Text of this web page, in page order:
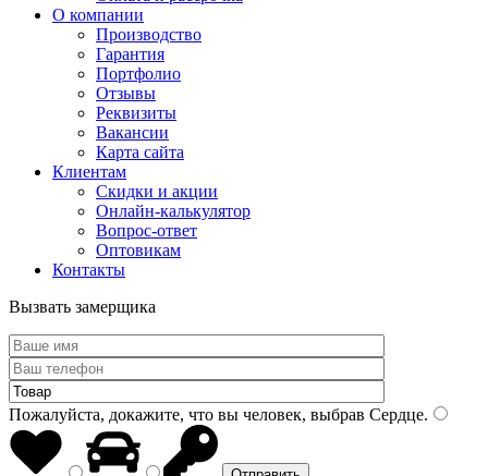
О компании
Производство
Гарантия
Портфолио
Отзывы
Реквизиты
Вакансии
Карта сайта
Клиентам
Скидки и акции
Онлайн-калькулятор
Вопрос-ответ
Оптовикам
Контакты
Вызвать замерщика
Пожалуйста, докажите, что вы человек, выбрав Сердце.